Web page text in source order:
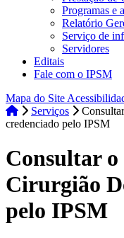
Programas e
Relatório
Serviço de
Servidores
Editais
Fale com o IPSM
Mapa do Site
Serviços
credenciado pelo IPSM
Consultar
Cirurgião
pelo IPSM